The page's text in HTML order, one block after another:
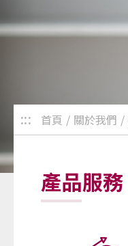
::: 首頁 關於我們
產品服務